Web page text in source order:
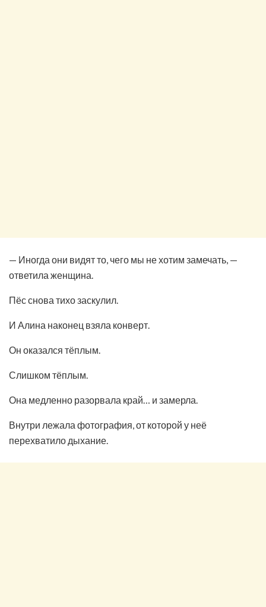
— Иногда они видят то, чего мы не хотим замечать, —
ответила женщина.
Пёс снова тихо заскулил.
И Алина наконец взяла конверт.
Он оказался тёплым.
Слишком тёплым.
Она медленно разорвала край… и замерла.
Внутри лежала фотография, от которой у неё
перехватило дыхание.